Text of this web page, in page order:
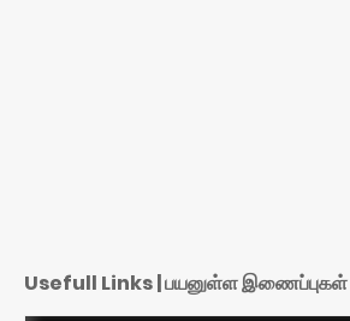
Usefull Links | பயனுள்ள இணைப்புகள்